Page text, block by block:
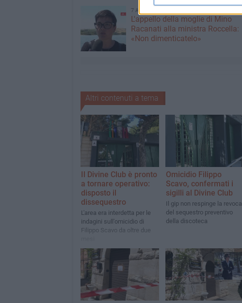
7 AGOSTO 2026
L'appello della moglie di Mino
Racanati alla ministra Roccella:
«Non dimenticatelo»
Altri contenuti a tema
Il Divine Club è pronto
a tornare operativo:
disposto il
dissequestro
L'area era interdetta per le
indagini sull'omicidio di
Filippo Scavo da oltre due
Omicidio Filippo
Scavo, confermati i
sigilli al Divine Club
Il gip non respinge la revoca
del sequestro preventivo
della discoteca